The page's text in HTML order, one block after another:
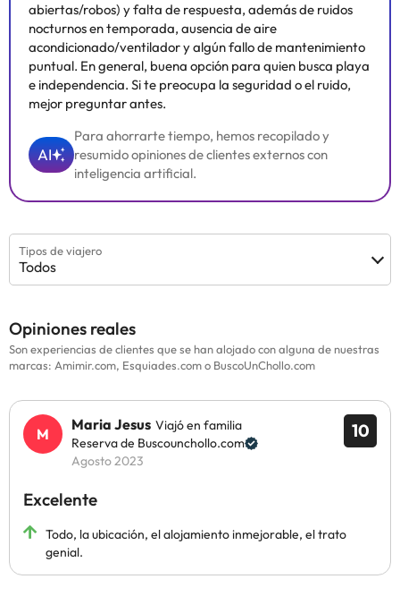
abiertas/robos) y falta de respuesta, además de ruidos
nocturnos en temporada, ausencia de aire
acondicionado/ventilador y algún fallo de mantenimiento
puntual. En general, buena opción para quien busca playa
e independencia. Si te preocupa la seguridad o el ruido,
mejor preguntar antes.
AI
Para ahorrarte tiempo, hemos recopilado y
resumido opiniones de clientes externos con
inteligencia artificial.
Tipos de viajero
Todos
Opiniones reales
Son experiencias de clientes que se han alojado con alguna de nuestras
marcas: Amimir.com, Esquiades.com o BuscoUnChollo.com
10
Maria Jesus Viajó en familia
Reserva de Buscounchollo.com
Agosto 2023
Excelente
Todo, la ubicación, el alojamiento inmejorable, el trato
genial.